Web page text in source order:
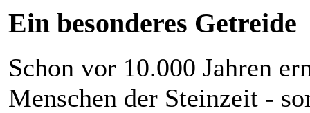
Ein besonderes Getreide
Schon vor 10.000 Jahren
Menschen der Steinzeit -